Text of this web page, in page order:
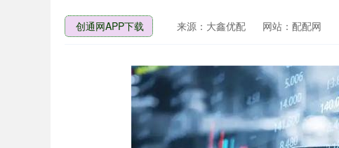
创通网APP下载 来源：大鑫优配 网站：配配网